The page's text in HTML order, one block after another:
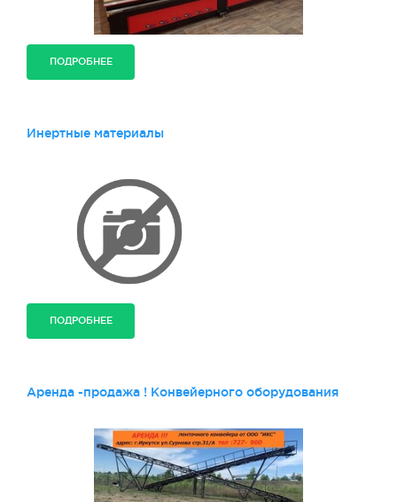
ПОДРОБНЕЕ
Инертные материалы
ПОДРОБНЕЕ
Аренда -продажа ! Конвейерного оборудования